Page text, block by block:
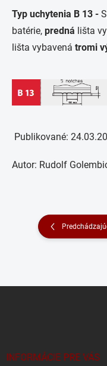
Typ uchytenia B 13 -
batérie, predná lišta
lišta vybavená tromi
Publikované:
Autor: Rudolf
INFORMÁCIE PRE VÁS